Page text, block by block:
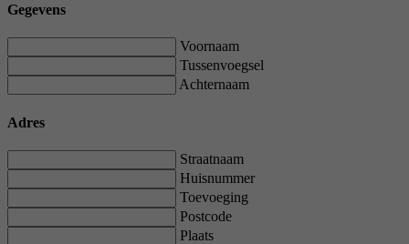
Gegevens
Voornaam
Tussenvoegsel
Achternaam
Adres
Straatnaam
Huisnummer
Toevoeging
Postcode
Plaats